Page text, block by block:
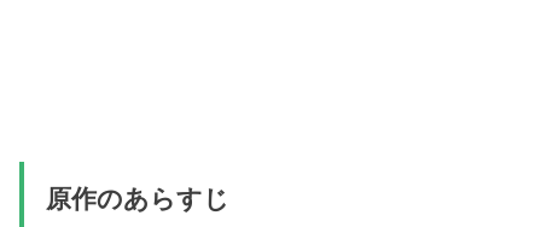
原作のあらすじ